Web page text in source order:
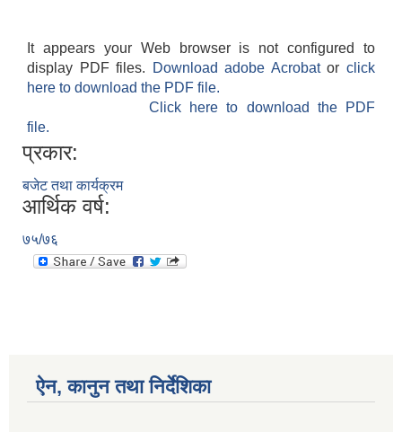
It appears your Web browser is not configured to
display PDF files.
Download adobe Acrobatorclick
here to download the PDF file.
Click here to download the PDF
file.
प्रकार:
बजेट तथा कार्यक्रम
आर्थिक वर्ष:
७५/७६
ऐन, कानुन तथा निर्देशिका